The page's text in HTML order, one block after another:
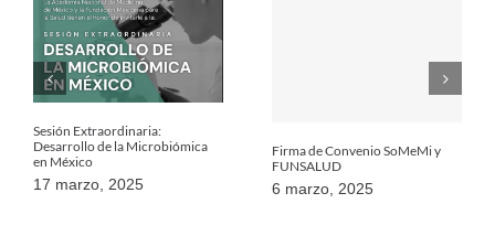
Sesión Extraordinaria:
Desarrollo de la Microbiómica
en México
17 marzo, 2025
Firma de Convenio SoMeMi y
FUNSALUD
6 marzo, 2025